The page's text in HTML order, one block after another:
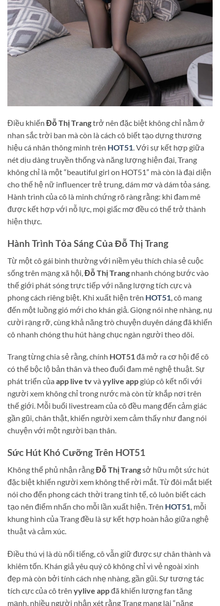
Điều khiến Đỗ Thị Trangtrở nên đặc biệt không chỉ nằm ở
nhan sắc trời ban mà còn là cách cô biết tạo dựng thương
hiệu cá nhân thông minh trên HOT51. Với sự kết hợp giữa
nét dịu dàng truyền thống và năng lượng hiện đại, Trang
không chỉ là một “beautiful girl on HOT51” mà còn là đại diện
cho thế hệ nữ influencer trẻ trung, dám mơ và dám tỏa sáng.
Hành trình của cô là minh chứng rõ ràng rằng: khi đam mê
được kết hợp với nỗ lực, mọi giấc mơ đều có thể trở thành
hiện thực.
Hành Trình Tỏa Sáng Của Đỗ Thị Trang
Từ một cô gái bình thường với niềm yêu thích chia sẻ cuộc
sống trên mạng xã hội, Đỗ Thị Trang nhanh chóng bước vào
thế giới phát sóng trực tiếp với năng lượng tích cực và
phong cách riêng biệt. Khi xuất hiện trên HOT51 , cô mang
đến một luồng gió mới cho khán giả. Giọng nói nhẹ nhàng, nụ
cười rạng rỡ, cùng khả năng trò chuyện duyên dáng đã khiến
cô nhanh chóng thu hút hàng chục ngàn người theo dõi.
Trang từng chia sẻ rằng, chính HOT51đã mở ra cơ hội để cô
có thể bộc lộ bản thân và theo đuổi đam mê nghệ thuật. Sự
phát triển của app live tvvà yylive appgiúp cô kết nối với
người xem không chỉ trong nước mà còn từ khắp nơi trên
thế giới. Mỗi buổi livestream của cô đều mang đến cảm giác
gần gũi, chân thật, khiến người xem cảm thấy như đang nói
chuyện với một người bạn thân.
Sức Hút Khó Cưỡng Trên HOT51
Không thể phủ nhận rằngĐỗ Thị Trangsở hữu một sức hút
đặc biệt khiến người xem không thể rời mắt. Từ đôi mắt biết
nói cho đến phong cách thời trang tinh tế, cô luôn biết cách
tạo nên điểm nhấn cho mỗi lần xuất hiện. Trên HOT51, mỗi
khung hình của Trang đều là sự kết hợp hoàn hảo giữa nghệ
thuật và cảm xúc.
Điều thú vị là dù nổi tiếng, cô vẫn giữ được sự chân thành và
khiêm tốn. Khán giả yêu quý cô không chỉ vì vẻ ngoài xinh
đẹp mà còn bởi tính cách nhẹ nhàng, gần gũi. Sự tương tác
tích cực của cô trên yylive appđã khiến lượng fan tăng
mạnh, nhiều người nhận xét rằng Trang mang lại “năng